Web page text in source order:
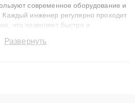
современное оборудование и
Каждый инженер регулярно проходит
что позволяет быстро и
3 лет. Наши мастера решают
Развернуть